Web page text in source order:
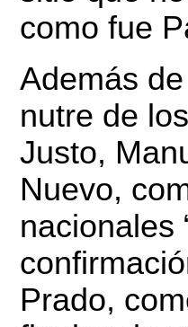
como fue
Además
nutre de
Justo,
Nuevo,
nacionales
Prado,